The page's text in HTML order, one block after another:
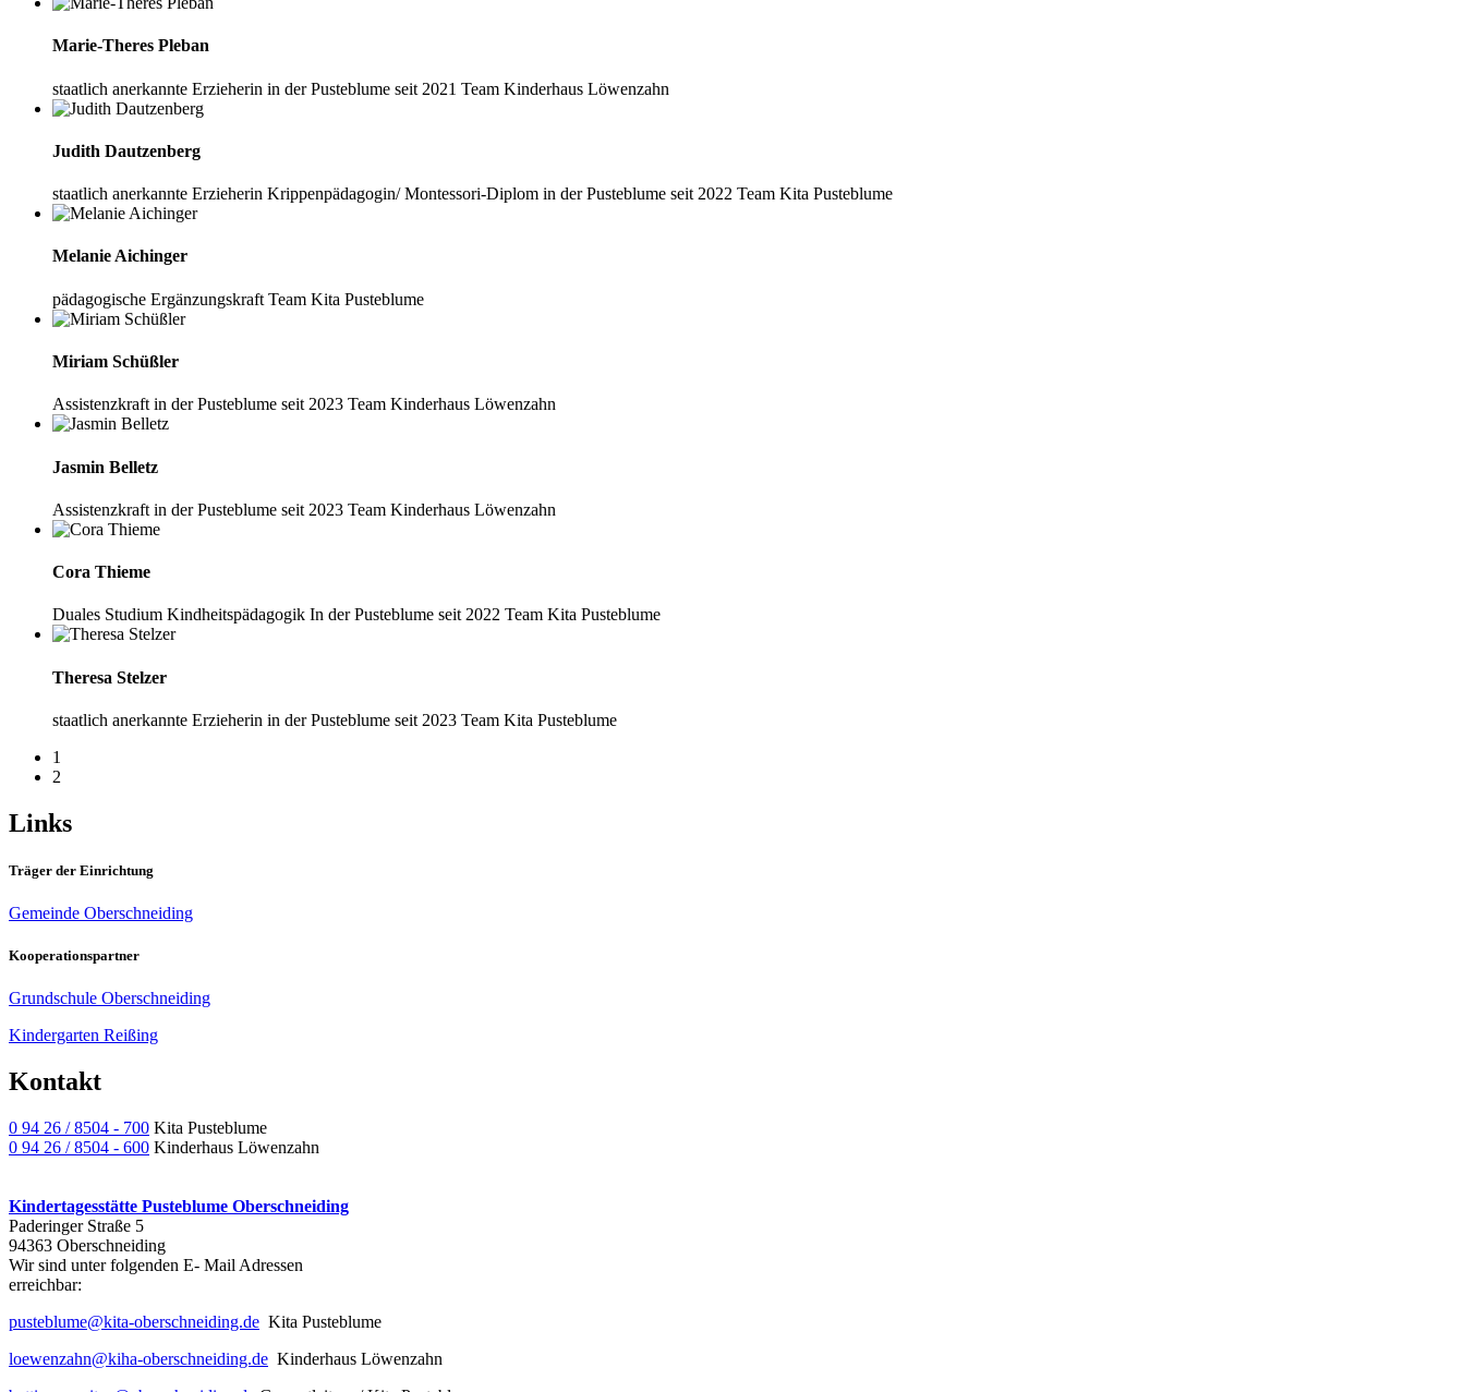
Marie-Theres Pleban
staatlich anerkannte Erzieherin in der Pusteblume seit 2021 Team Kinderhaus Löwenzahn
Judith Dautzenberg
staatlich anerkannte Erzieherin Krippenpädagogin/ Montessori-Diplom in der Pusteblume seit 2022 Team Kita Pusteblume
Melanie Aichinger
pädagogische Ergänzungskraft Team Kita Pusteblume
Miriam Schüßler
Assistenzkraft in der Pusteblume seit 2023 Team Kinderhaus Löwenzahn
Jasmin Belletz
Assistenzkraft in der Pusteblume seit 2023 Team Kinderhaus Löwenzahn
Cora Thieme
Duales Studium Kindheitspädagogik In der Pusteblume seit 2022 Team Kita Pusteblume
Theresa Stelzer
staatlich anerkannte Erzieherin in der Pusteblume seit 2023 Team Kita Pusteblume
1
2
Links
Träger der Einrichtung
Gemeinde Oberschneiding
Kooperationspartner
Grundschule Oberschneiding
Kindergarten Reißing
Kontakt
0 94 26 / 8504 - 700 Kita Pusteblume
0 94 26 / 8504 - 600 Kinderhaus Löwenzahn
Kindertagesstätte Pusteblume Oberschneiding
Paderinger Straße 5
94363 Oberschneiding
Wir sind unter folgenden E- Mail Adressen
erreichbar:
pusteblume@kita-oberschneiding.de Kita Pusteblume
loewenzahn@kiha-oberschneiding.de Kinderhaus Löwenzahn